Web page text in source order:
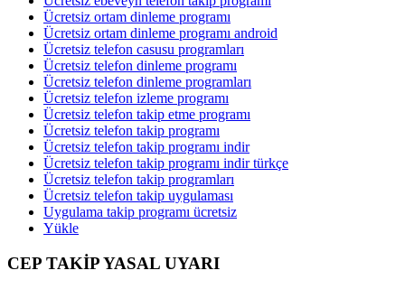
Ücretsiz ortam dinleme programı
Ücretsiz ortam dinleme programı android
Ücretsiz telefon casusu programları
Ücretsiz telefon dinleme programı
Ücretsiz telefon dinleme programları
Ücretsiz telefon izleme programı
Ücretsiz telefon takip etme programı
Ücretsiz telefon takip programı
Ücretsiz telefon takip programı indir
Ücretsiz telefon takip programı indir türkçe
Ücretsiz telefon takip programları
Ücretsiz telefon takip uygulaması
Uygulama takip programı ücretsiz
Yükle
CEP TAKİP YASAL UYARI